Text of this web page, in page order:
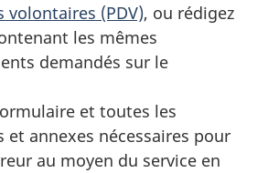
volontaires (PDV), ou rédigez
les mêmes
demandés sur le
et toutes les
et annexes nécessaires pour
au moyen du service en